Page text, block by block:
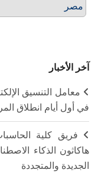
مصر
آخر الأخبار
في أول أيام انطلاق
فريق كلية
هاكاثون الذكاء
الجديدة والمتجددة